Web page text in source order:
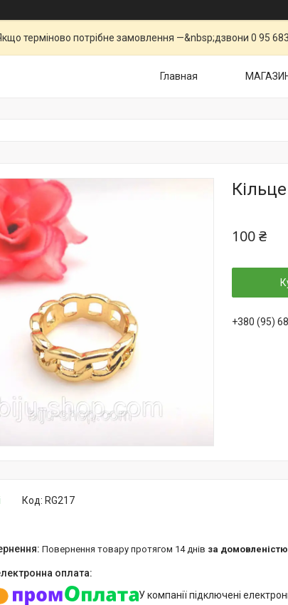
терміново потрібне замовлення —&nbsp;дзвони 0 95
Главная
100 ₴
+380 (95)
Код: RG217
повернення товару протягом 14 днів за домовленістю
У компанії підключені